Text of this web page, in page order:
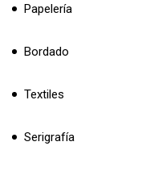
Papelería
Bordado
Textiles
Serigrafía